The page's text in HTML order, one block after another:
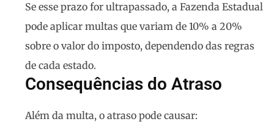
Se esse prazo for ultrapassado, a Fazenda Estadual
pode aplicar multas que variam de 10% a 20%
sobre o valor do imposto, dependendo das regras
de cada estado.
Consequências do Atraso
Além da multa, o atraso pode causar: